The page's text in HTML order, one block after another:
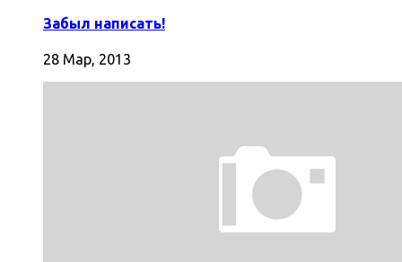
Забыл написать!
28 Мар, 2013